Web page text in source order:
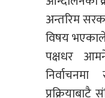
अन्तरिम
विषय
पक्षधर